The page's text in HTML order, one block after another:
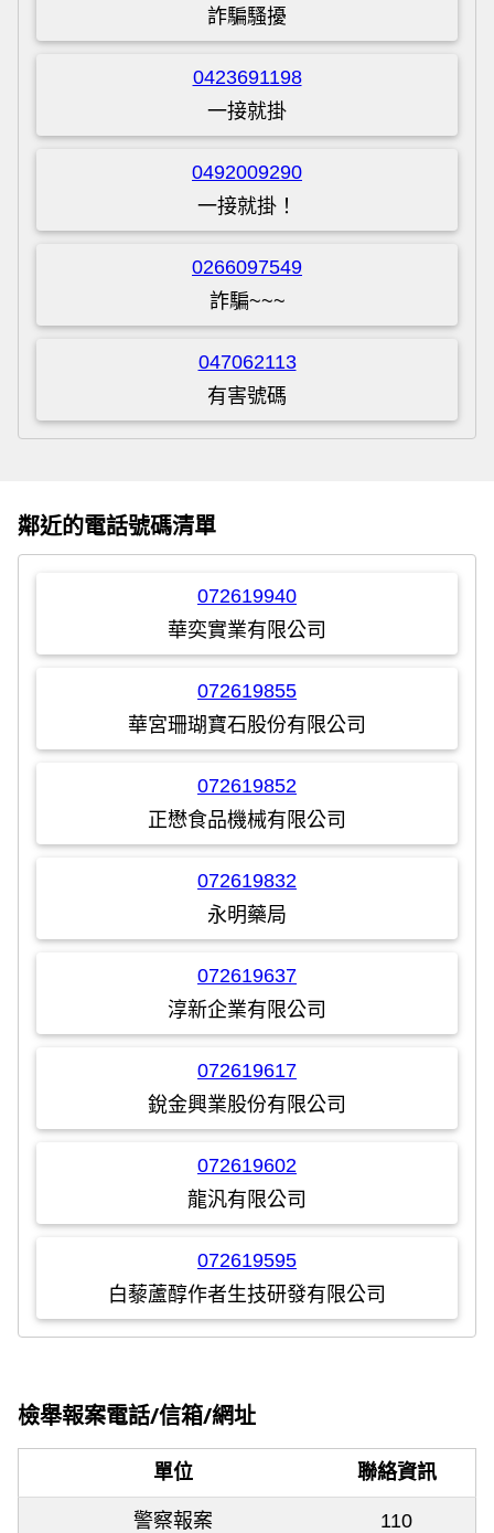
詐騙騷擾
0423691198
一接就掛
0492009290
一接就掛！
0266097549
詐騙~~~
047062113
有害號碼
鄰近的電話號碼清單
072619940
華奕實業有限公司
072619855
華宮珊瑚寶石股份有限公司
072619852
正懋食品機械有限公司
072619832
永明藥局
072619637
淳新企業有限公司
072619617
銳金興業股份有限公司
072619602
龍汎有限公司
072619595
白藜蘆醇作者生技研發有限公司
檢舉報案電話/信箱/網址
單位 聯絡資訊
警察報案 110